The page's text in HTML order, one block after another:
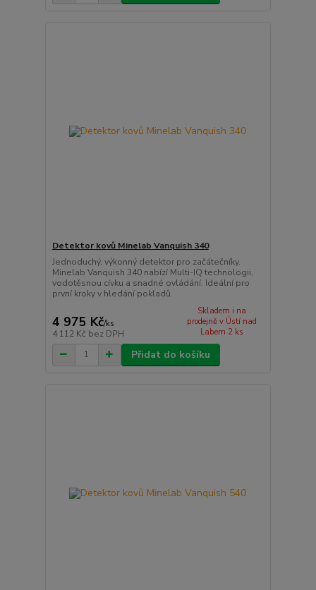
Detektor kovů Minelab Vanquish 340
Jednoduchý, výkonný detektor pro začátečníky.
Minelab Vanquish 340 nabízí Multi-IQ technologii,
vodotěsnou cívku a snadné ovládání. Ideální pro
první kroky v hledání pokladů.
4 975 Kč/ks
4 112 Kč bez DPH
Skladem i na
prodejně v Ústí nad
Labem 2 ks
Přidat do košíku